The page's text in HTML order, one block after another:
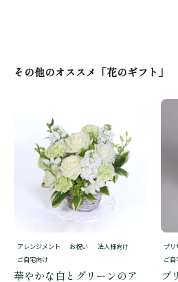
その他のオススメ「花のギフト」
アレンジメント お祝い
法人様向け
ご自宅向け
華やかな白とグリーンのア
プリ
ご自
プ